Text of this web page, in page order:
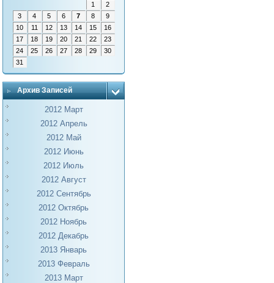
1
2
3
4 5 6 7 8
9
10
11 12 13 14 15
16
17
18 19 20 21 22
23
24
25 26 27 28 29
30
31
Архив Записей
2012 Март
2012 Апрель
2012 Май
2012 Июнь
2012 Июль
2012 Август
2012 Сентябрь
2012 Октябрь
2012 Ноябрь
2012 Декабрь
2013 Январь
2013 Февраль
2013 Март